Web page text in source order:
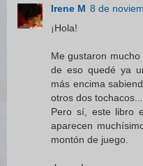
Irene M 8 de
¡Hola!
Me gustaron
de eso quedé ya
más encima
otros dos tochacos...
Pero sí, este libro
aparecen
montón de juego.